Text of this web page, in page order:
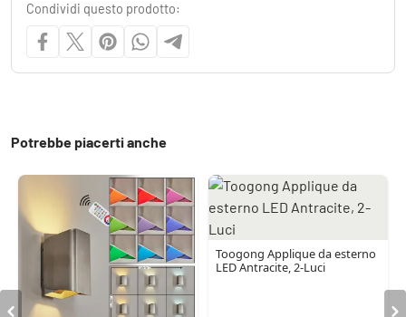
Condividi questo prodotto:
Potrebbe piacerti anche
Toogong Applique da esterno
LED Antracite, 2-Luci